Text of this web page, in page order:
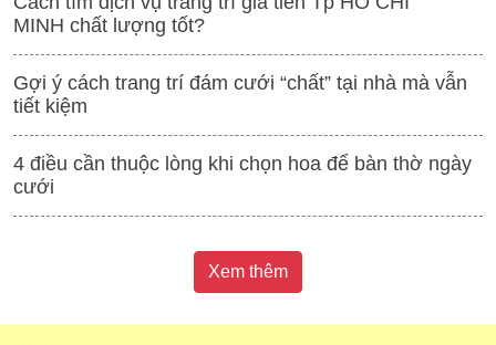
MINH chất lượng tốt?
Gợi ý cách trang trí đám cưới “chất” tại nhà mà vẫn
tiết kiệm
4 điều cần thuộc lòng khi chọn hoa để bàn thờ ngày
cưới
Xem thêm